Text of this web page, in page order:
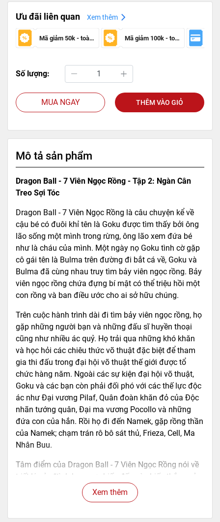
Ưu đãi liên quan Xem thêm
Mã giảm 50k - toàn sàn Mã giảm 100k - toàn sàn
Số lượng:
MUA NGAY THÊM VÀO GIỎ
Mô tả sản phẩm
Dragon Ball - 7 Viên Ngọc Rồng - Tập 2: Ngàn Cân
Treo Sợi Tóc
Dragon Ball - 7 Viên Ngọc Rồng là câu chuyện kể về
cậu bé có đuôi khỉ tên là Goku được tìm thấy bởi ông
lão sống một mình trong rừng, ông lão xem đứa bé
như là cháu của mình. Một ngày nọ Goku tình cờ gặp
cô gái tên là Bulma trên đường đi bắt cá về, Goku và
Bulma đã cùng nhau truy tìm bảy viên ngọc rồng. Bảy
viên ngọc rồng chứa đựng bí mật có thể triệu hồi một
con rồng và ban điều ước cho ai sở hữu chúng.
Trên cuộc hành trình dài đi tìm bảy viên ngọc rồng, họ
gặp những người bạn và những đấu sĩ huyền thoại
cũng như nhiều ác quỷ. Họ trải qua những khó khăn
và học hỏi các chiêu thức võ thuật đặc biệt để tham
gia thi đấu trong đại hội võ thuật thế giới được tổ
chức hàng năm. Ngoài các sự kiện đại hội võ thuật,
Goku và các bạn còn phải đối phó với các thế lực độc
ác như Đại vương Pilaf, Quân đoàn khăn đỏ của Độc
nhãn tướng quân, Đại ma vương Pocollo và những
đứa con của hắn. Rồi họ đi đến Namek, gặp rồng thần
của Namek; chạm trán rô bô sát thủ, Frieza, Cell, Ma
Nhân Buu.
Tâm điểm của Dragon Ball - 7 Viên Ngọc Rồng nói về
triết lý của “tình bạn, sự chiến đấu và chiến thắng vẻ
vang”. Như một loạt các sự kiện xảy ra trong bộ
truyện, lòng tốt và những hoạt động hướng về sự hòa
Xem thêm